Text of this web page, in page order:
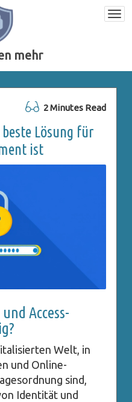
mehr
2 Minutes Read
Lösung für
ist
Access-
Welt, in
und Online-
sind,
Identität und